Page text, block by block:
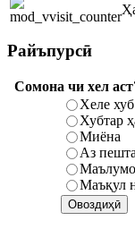
Райъпурсӣ
Сомона чи хел
Хеле
Хубтар
Миёна
Аз
Маъқул